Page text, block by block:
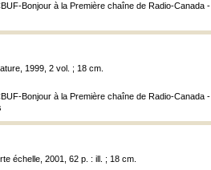
Bonjour à la Première chaîne de Radio-Canada -
1999, 2 vol. ; 18 cm.
Bonjour à la Première chaîne de Radio-Canada -
échelle, 2001, 62 p. : ill. ; 18 cm.